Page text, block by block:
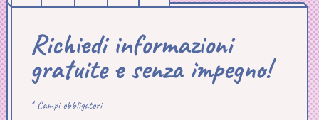
Richiedi informazioni
gratuite e senza impegno!
* Campi obbligatori